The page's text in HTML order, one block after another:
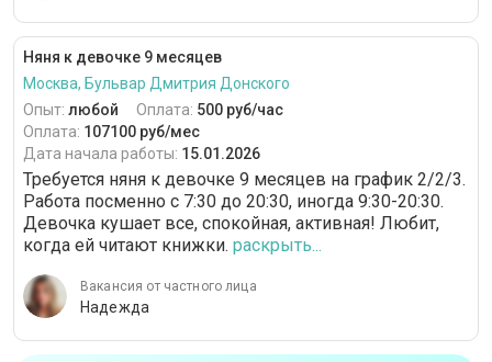
Няня к девочке 9 месяцев
Москва, Бульвар Дмитрия Донского
Опыт: любой Оплата: 500 руб/час
Оплата: 107100 руб/мес
Дата начала работы: 15.01.2026
Требуется няня к девочке 9 месяцев на график 2/2/3.
Работа посменно с 7:30 до 20:30, иногда 9:30-20:30.
Девочка кушает все, спокойная, активная! Любит,
когда ей читают книжки. раскрыть...
Вакансия от частного лица
Надежда